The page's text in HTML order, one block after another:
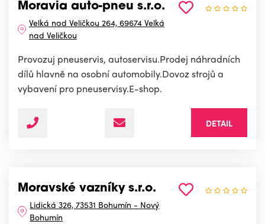
Moravia auto-pneu s.r.o.
Velká nad Veličkou 264, 69674 Velká
nad Veličkou
Provozuj pneuservis, autoservisu.Prodej náhradních
dílů hlavně na osobní automobily.Dovoz strojů a
vybavení pro pneuservisy.E-shop.
DETAIL
Moravské vazníky s.r.o.
Lidická 326, 73531 Bohumín - Nový
Bohumín